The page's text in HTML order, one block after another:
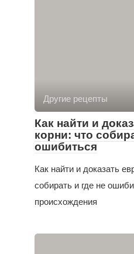
Другие рецепты
Как найти и
корни: что
ошибиться
Как найти и доказать
собирать и где не
происхождения